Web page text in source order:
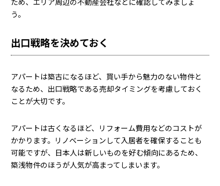
う。
出口戦略を決めておく
アパートは築古になるほど、買い手から魅力のない物件と
なるため、出口戦略である売却タイミングを考慮しておく
ことが大切です。
アパートは古くなるほど、リフォーム費用などのコストが
かかります。リノベーションして入居者を確保することも
可能ですが、日本人は新しいものを好む傾向にあるため、
築浅物件のほうが人気が高まってしまいます。